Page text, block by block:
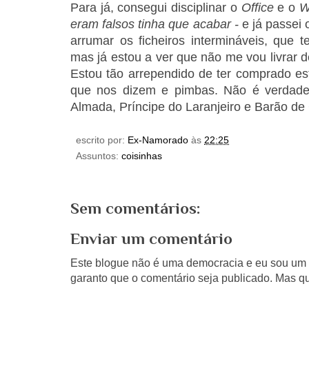
Para já, consegui disciplinar o Officee o
eram falsos tinha que acabar -e já passei
arrumar os ficheiros intermináveis, que
mas já estou a ver que não me vou livrar
Estou tão arrependido de ter comprado
que nos dizem e pimbas. Não é
Almada, Príncipe do Laranjeiro e Barão
escrito por: Ex-Namorado às 22:25
Assuntos: coisinhas
Sem comentários:
Enviar um comentário
Este blogue não é uma democracia e eu sou
garanto que o comentário seja publicado. Mas